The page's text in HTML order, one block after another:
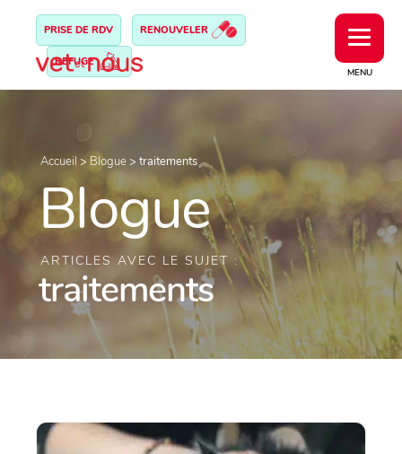
MENU
PRISE DE RDV RENOUVELER
REFUGE
Accueil > Blogue> traitements
Blogue
ARTICLES AVEC LE SUJET :
traitements